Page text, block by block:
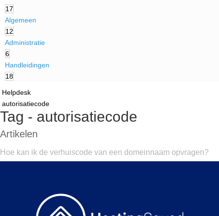
17
Algemeen
12
Administratie
6
Handleidingen
18
Helpdesk
autorisatiecode
Tag - autorisatiecode
Artikelen
Hoe kan ik de verhuiscode van een domeinnaam opvragen?